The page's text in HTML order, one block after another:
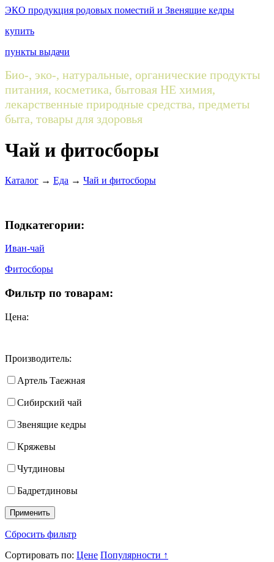
ЭКО продукция родовых поместий и Звенящие кедры
купить
пункты выдачи
Био-, эко-, натуральные, органические продукты
питания, косметика, бытовая НЕ химия,
лекарственные природные средства, предметы
быта, товары для здоровья
Чай и фитосборы
Каталог → Еда → Чай и фитосборы
Подкатегории:
Иван-чай
Фитосборы
Фильтр по товарам:
Цена:
Производитель:
Артель Таежная
Сибирский чай
Звенящие кедры
Кряжевы
Чутдиновы
Бадретдиновы
Сбросить фильтр
Сортировать по: Цене Популярности ↑